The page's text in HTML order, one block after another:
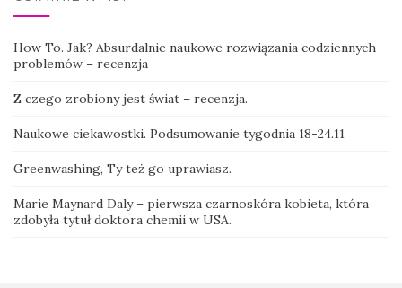
How To. Jak? Absurdalnie naukowe rozwiązania codziennych
problemów – recenzja
Z czego zrobiony jest świat – recenzja.
Naukowe ciekawostki. Podsumowanie tygodnia 18-24.11
Greenwashing, Ty też go uprawiasz.
Marie Maynard Daly – pierwsza czarnoskóra kobieta, która
zdobyła tytuł doktora chemii w USA.